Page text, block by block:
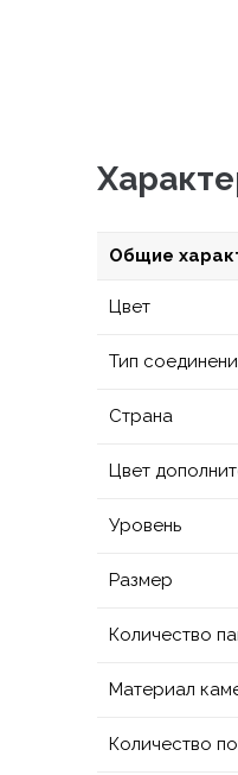
Общие
Цвет
Тип
Страна
Цвет
Уровень
Размер
Количество
Материал
Количество